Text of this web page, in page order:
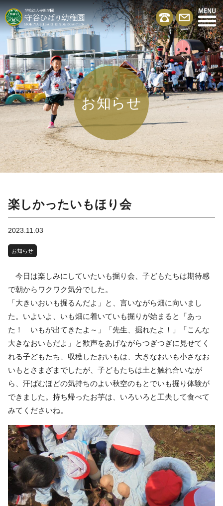
お知らせ
楽しかったいもほり会
2023.11.03
お知らせ
今日は楽しみにしていたいも掘り会、子どもたちは期待感
で朝からワクワク気分でした。
「大きいおいも掘るんだよ」と、言いながら畑に向いまし
た。いよいよ、いも畑に着いていも掘りが始まると「あっ
た！ いもが出てきたよ～」「先生、掘れたよ！」「こんな
大きなおいもだよ」と歓声をあげながらつぎつぎに見せてく
れる子どもたち、収穫したおいもは、大きなおいも小さなお
いもとさまざまでしたが、子どもたちは土と触れ合いなが
ら、汗ばむほどの気持ちのよい秋空のもとでいも掘り体験が
できました。持ち帰ったお芋は、いろいろと工夫して食べて
みてくださいね。